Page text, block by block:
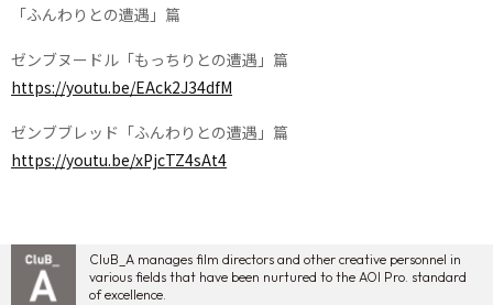
「ふんわりとの遭遇」篇
ゼンブヌードル「もっちりとの遭遇」篇
https://youtu.be/EAck2J34dfM
ゼンブブレッド「ふんわりとの遭遇」篇
https://youtu.be/xPjcTZ4sAt4
CluB_A manages film directors and other creative personnel in
various fields that have been nurtured to the AOI Pro. standard
of excellence.